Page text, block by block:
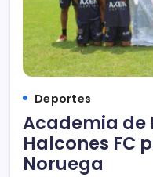
Deportes
Academia de
Halcones FC
Noruega